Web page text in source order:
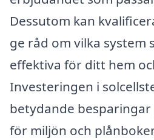
Dessutom kan
ge råd om vilka system
effektiva för ditt hem
Investeringen i
betydande
för miljön och